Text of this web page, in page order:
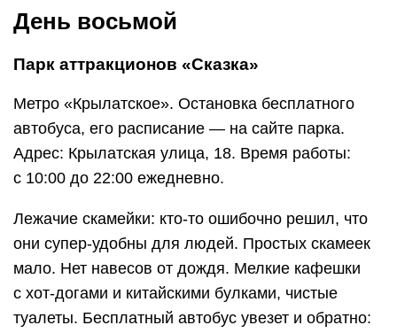
День восьмой
Парк аттракционов «Сказка»
Метро «Крылатское». Остановка бесплатного
автобуса, его расписание — на сайте парка.
Адрес: Крылатская улица, 18. Время работы:
с 10:00 до 22:00 ежедневно.
Лежачие скамейки: кто-то ошибочно решил, что
они супер-удобны для людей. Простых скамеек
мало. Нет навесов от дождя. Мелкие кафешки
с хот-догами и китайскими булками, чистые
туалеты. Бесплатный автобус увезет и обратно: